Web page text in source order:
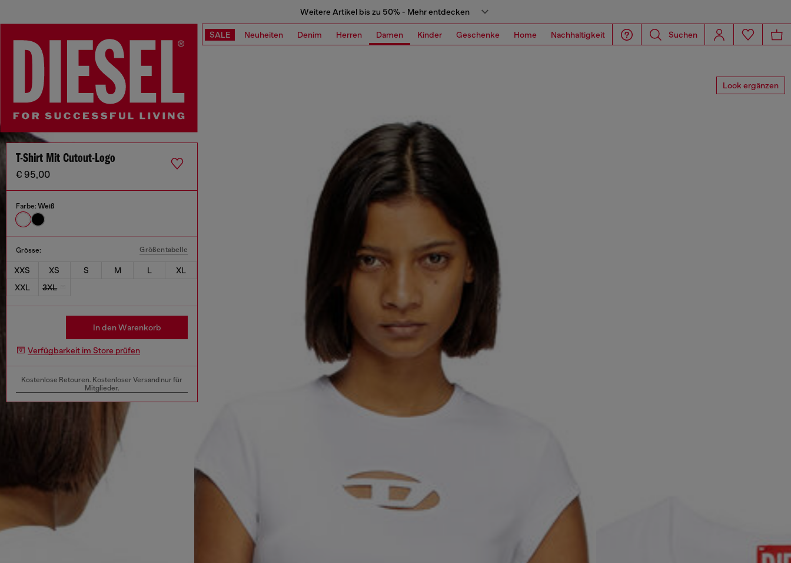
Weitere Artikel bis zu 50% - Mehr entdecken
SALE Neuheiten Denim Herren Damen Kinder Geschenke Home Nachhaltigkeit Suchen
Look ergänzen
T-Shirt Mit Cutout-Logo
€ 95,00
Farbe: Weiß
Grösse: Größentabelle
XXS XS S M L
XL
XXL
3XL
In den Warenkorb
Verfügbarkeit im Store prüfen
Kostenlose Retouren. Kostenloser Versand nur für
Mitglieder.